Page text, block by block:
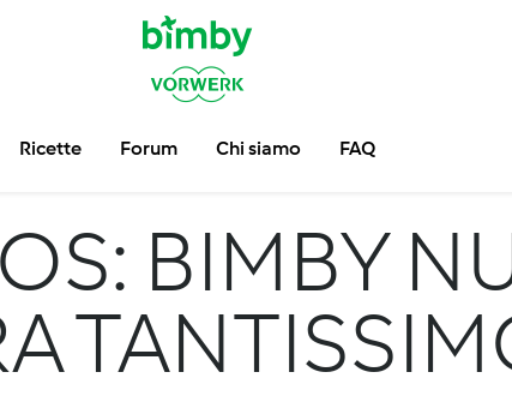
Ricette Forum Chi siamo FAQ
BIMBY